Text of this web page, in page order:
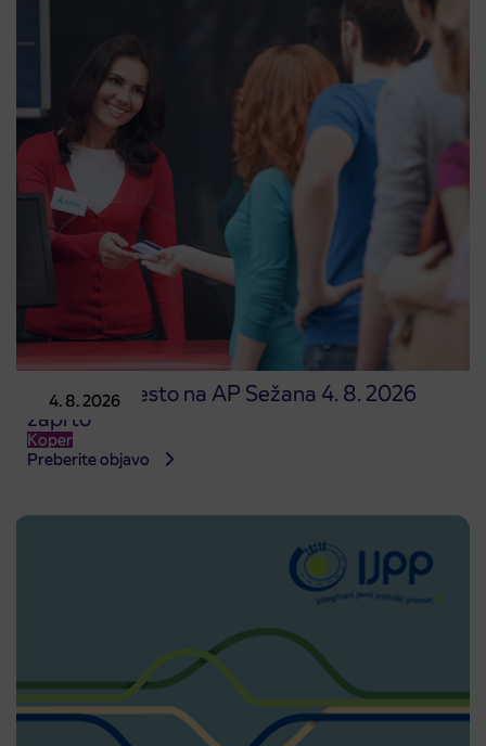
4. 8. 2026
Prodajno mesto na AP Sežana 4. 8. 2026
zaprto
Koper
Preberite objavo